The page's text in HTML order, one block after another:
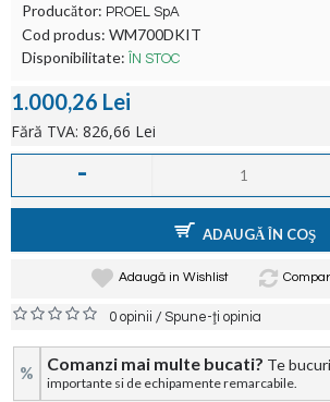
Producător: PROEL SpA
Cod produs: WM700DKIT
Disponibilitate:
ÎN STOC
1.000,26 Lei
Fără TVA: 826,66 Lei
-
ADAUGĂ ÎN COŞ
Adaugă in Wishlist
0 opinii /Spune-ţi opinia
% Comanzi mai multe bucati? Te
importante si de echipamente remarcabile.